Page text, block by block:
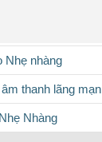
Nhẹ nhàng
thanh lãng mạn
Nhàng